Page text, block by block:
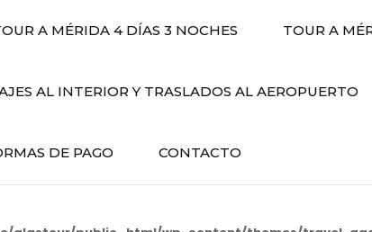
A MÉRIDA 4 DÍAS 3 NOCHES TOUR A
AL INTERIOR Y TRASLADOS AL AEROPUERTO
DE PAGO CONTACTO